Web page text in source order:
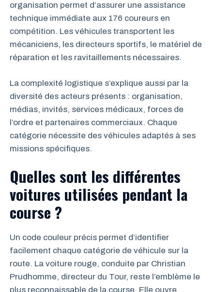
organisation permet d’assurer une assistance
technique immédiate aux 176 coureurs en
compétition. Les véhicules transportent les
mécaniciens, les directeurs sportifs, le matériel de
réparation et les ravitaillements nécessaires.
La complexité logistique s’explique aussi par la
diversité des acteurs présents : organisation,
médias, invités, services médicaux, forces de
l’ordre et partenaires commerciaux. Chaque
catégorie nécessite des véhicules adaptés à ses
missions spécifiques.
Quelles sont les différentes
voitures utilisées pendant la
course ?
Un code couleur précis permet d’identifier
facilement chaque catégorie de véhicule sur la
route. La voiture rouge, conduite par Christian
Prudhomme, directeur du Tour, reste l’emblème le
plus reconnaissable de la course. Elle ouvre